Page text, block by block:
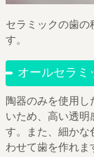
セラミックの歯の
す。
オールセラミ
陶器のみを使用
いため、高い透
す。また、細かな
わせて歯を作れま